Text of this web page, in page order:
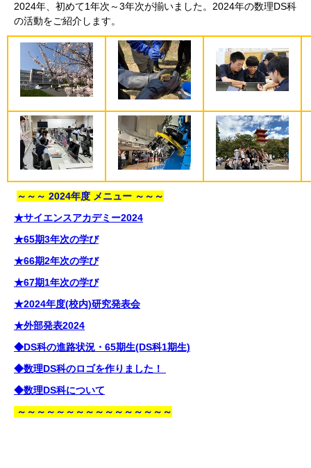
2024年、初めて1年次～3年次が揃いました。2024年の数理DS科
の活動をご紹介します。
～～～ 2024年度 メニュー ～～～
★サイエンスアカデミー2024
★65期3年次の学び
★66期2年次の学び
★67期1年次の学び
★2024年度(校内)研究発表会
★外部発表2024
◆DS科の進路状況・65期生(DS科1期生)
◆数理DS科のロゴを作りました！
◆数理DS科について
～～～ ～～～ ～～～ ～ ～～ ～ ～～ ～